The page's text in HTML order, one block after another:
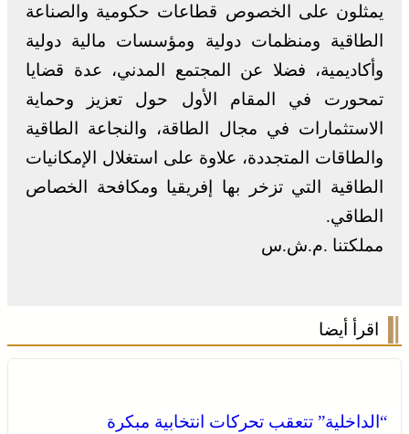
يمثلون على الخصوص قطاعات حكومية والصناعة
الطاقية ومنظمات دولية ومؤسسات مالية دولية
وأكاديمية، فضلا عن المجتمع المدني، عدة قضايا
تمحورت في المقام الأول حول تعزيز وحماية
الاستثمارات في مجال الطاقة، والنجاعة الطاقية
والطاقات المتجددة، علاوة على استغلال الإمكانيات
الطاقية التي تزخر بها إفريقيا ومكافحة الخصاص
الطاقي.
مملكتنا .م.ش.س
اقرأ أيضا
“الداخلية” تتعقب تحركات انتخابية مبكرة